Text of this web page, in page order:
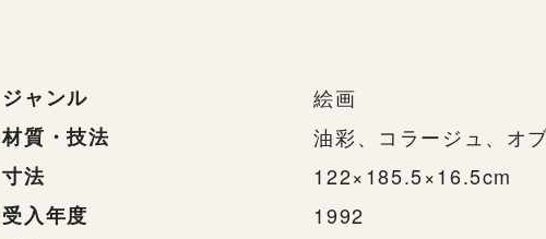
ジャンル
絵画
材質・技法
油彩、コラージュ、オ
寸法
122×185.5×16.5cm
受入年度
1992